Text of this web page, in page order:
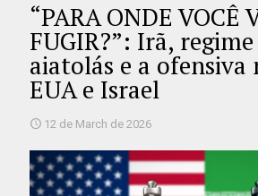
“PARA ONDE VOCÊ
FUGIR?”: Irã,
aiatolás e a
EUA e Israel
12 de March de 2026